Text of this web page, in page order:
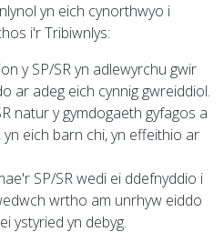
yn eich cynorthwyo i
i'r Tribiwnlys:
y SP/SR yn adlewyrchu gwir
ar adeg eich cynnig gwreiddiol.
natur y gymdogaeth gyfagos a
eich barn chi, yn effeithio ar
SP/SR wedi ei ddefnyddio i
wrtho am unrhyw eiddo
ystyried yn debyg.